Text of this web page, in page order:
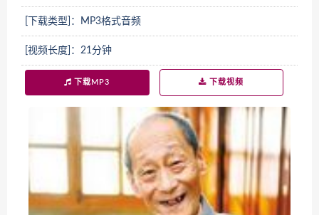
[下载类型]：MP3格式音频
[视频长度]：21分钟
下载MP3 下载视频